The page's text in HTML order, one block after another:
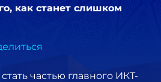
как станет слишком
частью главного ИКТ-